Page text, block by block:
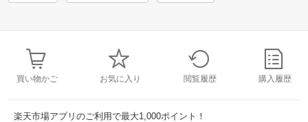
買い物かご お気に入り 閲覧履歴 購入履歴
楽天市場アプリのご利用で最大1,000ポイント！